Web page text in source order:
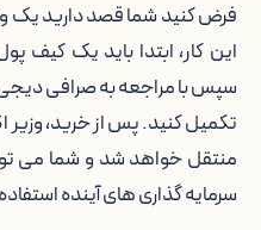
نحوه ایجاد
قیمت لحظه ای
فرصت ها و
فرض کنید شما قصد دارید یک
این کار، ابتدا باید یک کیف
سپس با مراجعه به صرافی دیجی
تکمیل کنید. پس از خرید،
منتقل خواهد شد و شما می
سرمایه گذاری های آینده